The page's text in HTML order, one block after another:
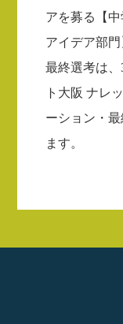
アを募る【
アイデア部門
最終選考は
ト大阪 ナレ
ーション・
ます。